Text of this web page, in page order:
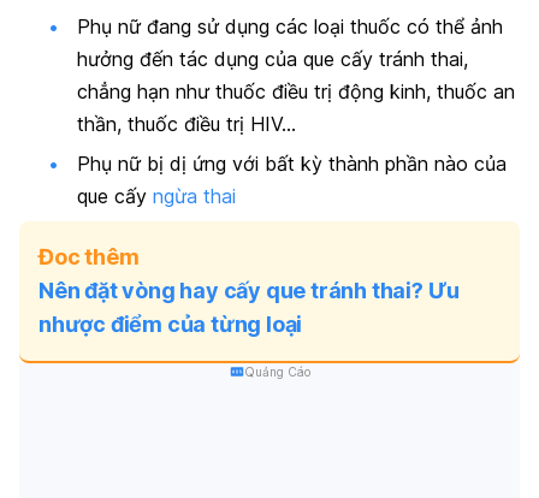
Phụ nữ đang sử dụng các loại thuốc có thể ảnh
hưởng đến tác dụng của que cấy tránh thai,
chẳng hạn như thuốc điều trị động kinh, thuốc an
thần, thuốc điều trị HIV…
Phụ nữ bị dị ứng với bất kỳ thành phần nào của
que cấy ngừa thai
Đoc thêm
Nên đặt vòng hay cấy que tránh thai? Ưu
nhược điểm của từng loại
Quảng Cáo